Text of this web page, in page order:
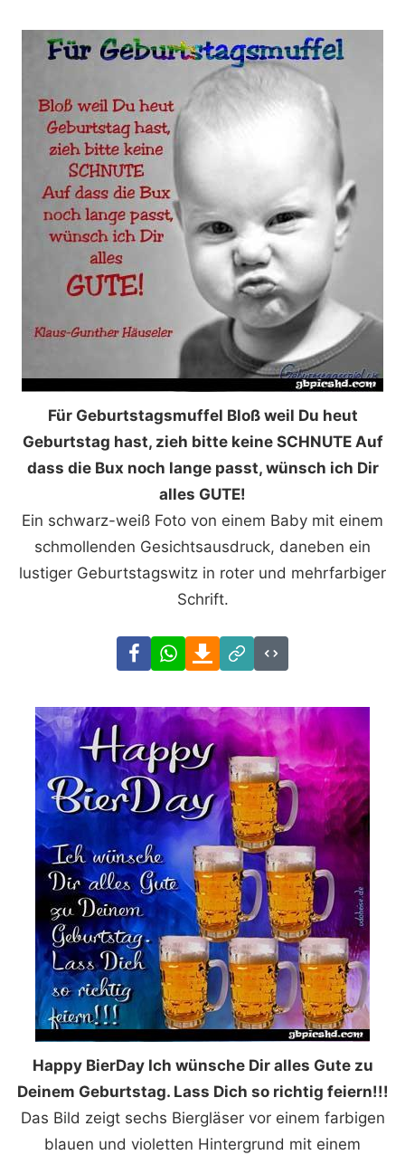
Für Geburtstagsmuffel Bloß weil Du heut
Geburtstag hast, zieh bitte keine SCHNUTE Auf
dass die Bux noch lange passt, wünsch ich Dir
alles GUTE!
Ein schwarz-weiß Foto von einem Baby mit einem
schmollenden Gesichtsausdruck, daneben ein
lustiger Geburtstagswitz in roter und mehrfarbiger
Schrift.
FacebookWhatsAppDownload
Link
Code
Happy BierDay Ich wünsche Dir alles Gute zu
Deinem Geburtstag. Lass Dich so richtig feiern!!!
Das Bild zeigt sechs Biergläser vor einem farbigen
blauen und violetten Hintergrund mit einem